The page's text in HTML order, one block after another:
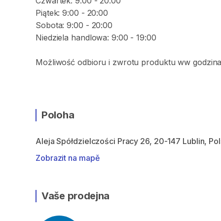
Piątek: 9:00 - 20:00
Sobota: 9:00 - 20:00
Niedziela handlowa: 9:00 - 19:00
Możliwość odbioru i zwrotu produktu ww
Poloha
Aleja Spółdzielczości Pracy 26, 20-147 Lublin,
Zobrazit na mapě
Vaše prodejna